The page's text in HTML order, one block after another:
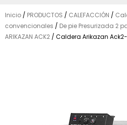
Inicio / PRODUCTOS / CALEFACCIÓN /
convencionales / De pie Presurizada 2
ARIKAZAN ACK2 / Caldera Arikazan